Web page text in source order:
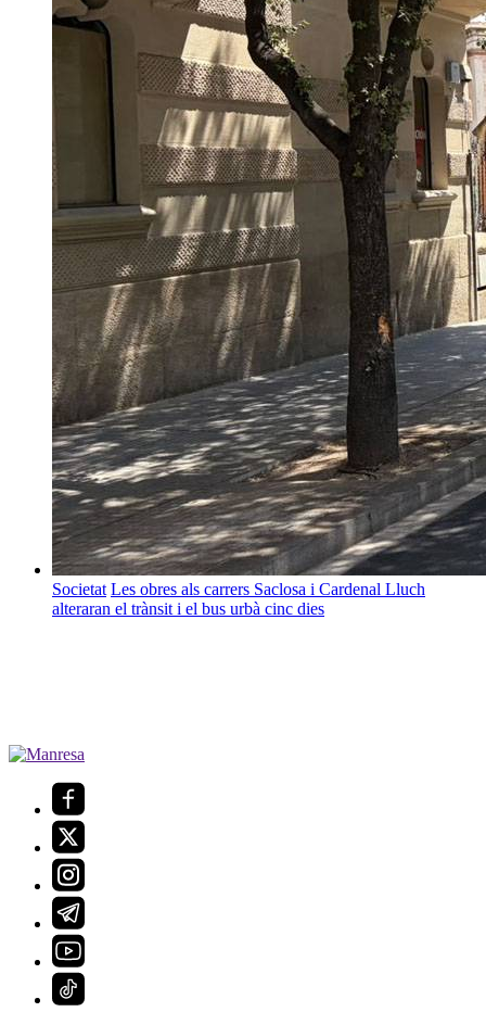
Societat Les obres als carrers Saclosa i Cardenal Lluch
alteraran el trànsit i el bus urbà cinc dies